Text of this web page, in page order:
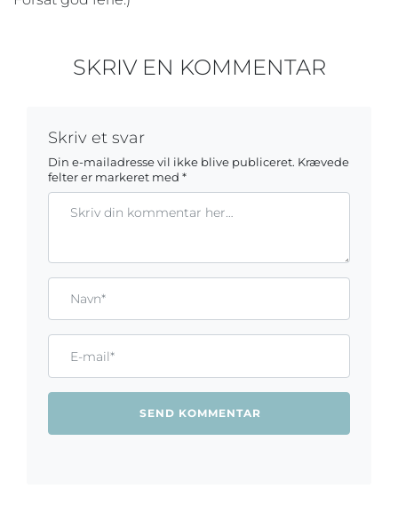
SKRIV EN KOMMENTAR
Skriv et svar
Din e-mailadresse vil ikke blive publiceret. Krævede
felter er markeret med *